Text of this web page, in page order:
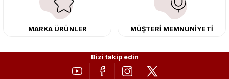
MARKA ÜRÜNLER MÜŞTERİ MEMNUNİYETİ
Bizi takip edin